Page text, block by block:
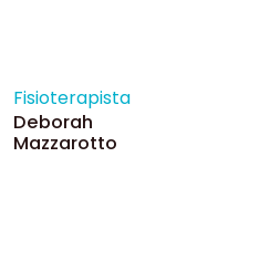
Fisioterapista
Deborah
Mazzarotto